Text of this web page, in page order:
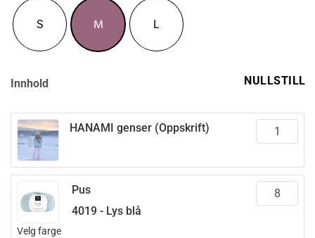
S M L
Innhold NULLSTILL
HANAMI genser (Oppskrift)
Velg farge
Pus
4019 - Lys blå